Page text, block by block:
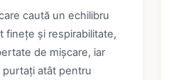
caută un echilibru
finețe și respirabilitate,
de mișcare, iar
purtați atât pentru